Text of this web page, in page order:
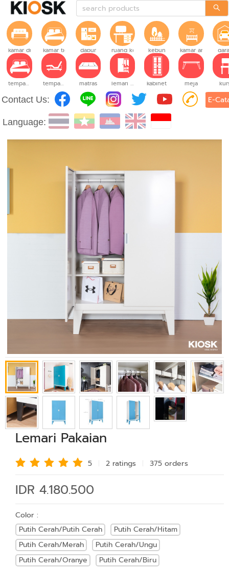
kamar dudukkamar tidur dapur ruang kerja kebun kamar anak-anak
tempat tidur tempat tidur yang dapat disesuaikan matras lemari pakaian kabinet meja
Contact Us: E-
Language:
Lemari Pakaian
5 2 ratings 375 orders
IDR 4.180.500
Color :
Putih Cerah/Putih Cerah
Putih Cerah/Hitam
Putih Cerah/Merah
Putih Cerah/Ungu
Putih Cerah/Oranye
Putih Cerah/Biru